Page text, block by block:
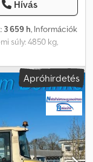
Hívás
3 659 h, Információk
súly: 4850 kg,
rendszer, 3.
A köztes
Üzemanyag
gyártója: Yanmar CE
jó Műszaki
kérjük, vegye fel
angolul
Üzemanyag
Twnorok
Apróhirdetés